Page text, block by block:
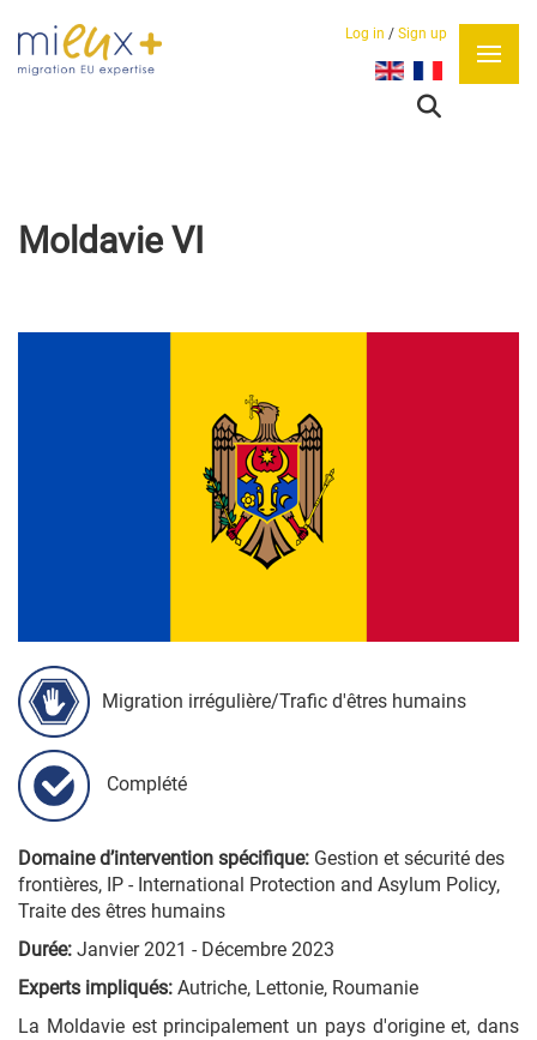
Log in / Sign up
Sélectionnez votre
Moldavie VI
Migration irrégulière/Trafic d'êtres humains
Complété
Domaine d’intervention spécifique: Gestion et sécurité des
frontières, IP - International Protection and Asylum Policy,
Traite des êtres humains
Durée: Janvier 2021 - Décembre 2023
Experts impliqués: Autriche, Lettonie, Roumanie
La Moldavie est principalement un pays d'origine et, dans